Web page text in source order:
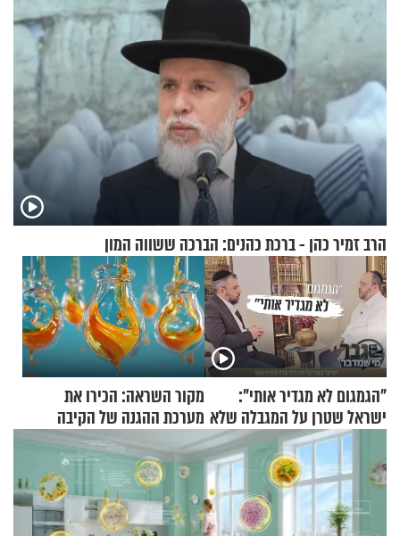
הרב זמיר כהן - ברכת כהנים: הברכה ששווה המון
"הגמגום לא מגדיר אותי":
ישראל שטרן על המגבלה שלא
עוצרת אותו
מקור השראה: הכירו את
מערכת ההגנה של הקיבה